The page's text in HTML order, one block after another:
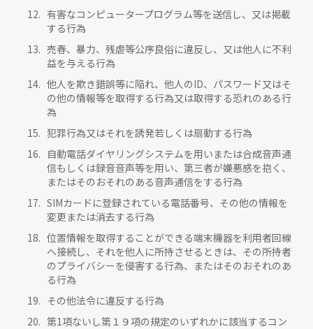
有害なコンピュータープログラム等を送信し、又は掲載
する行為
売春、暴力、残虐等公序良俗に違反し、又は他人に不利
益を与える行為
他人を欺き錯誤等に陥れ、他人のID、パスワード又はそ
の他の情報等を取得する行為又は取得する恐れのある行
為
犯罪行為又はそれを誘発若しくは扇動する行為
自動電話ダイヤリングシステムを用いまたは合成音声通
信もしくは録音音声等を用い、第三者が嫌悪感を抱く、
またはそのおそれのある音声通信をする行為
SIMカードに登録されている電話番号、その他の情報を
変更または消去する行為
位置情報を取得することができる端末機器を利用者回線
へ接続し、それを他人に所持させるときは、その所持者
のプライバシーを侵害する行為、またはそのおそれのあ
る行為
その他法令に違反する行為
第1項ないし第１９項の規定のいずれかに該当するコン